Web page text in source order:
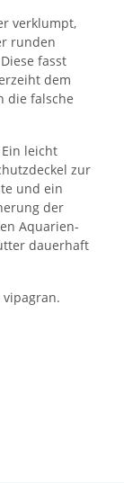
verklumpt,
runden
fasst
dem
die falsche
leicht
zur
und ein
der
Aquarien-
dauerhaft